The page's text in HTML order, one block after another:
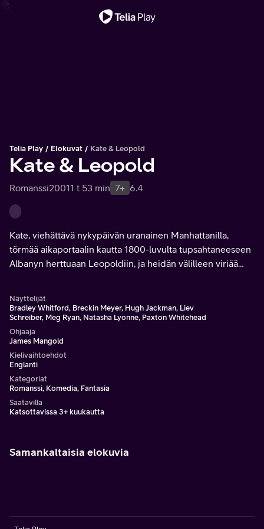
Telia Play Elokuvat Kate & Leopold
Kate & Leopold
Romanssi20011 t 53 min 7+ 6.4
Kate, viehättävä nykypäivän uranainen Manhattanilla,
törmää aikaportaalin kautta 1800-luvulta tupsahtaneeseen
Albanyn herttuaan Leopoldiin, ja heidän välilleen viriää
Näyttelijät
Bradley Whitford, Breckin Meyer, Hugh Jackman, Liev
Schreiber, Meg Ryan, Natasha Lyonne, Paxton Whitehead
Ohjaaja
James Mangold
Kielivaihtoehdot
Englanti
Kategoriat
Romanssi, Komedia, Fantasia
Saatavilla
Katsottavissa 3+ kuukautta
Samankaltaisia elokuvia